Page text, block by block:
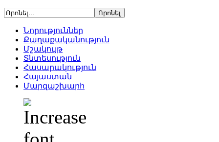
Նորություններ
Քաղաքականություն
Մշակույթ
Տնտեսություն
Հասարակություն
Հայաստան
Մարզաշխարհ